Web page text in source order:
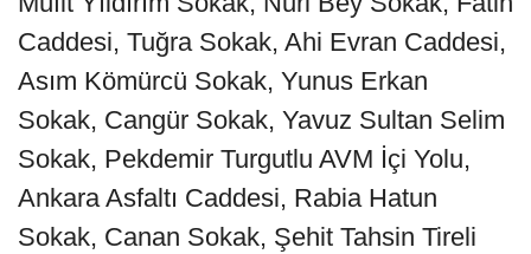
Caddesi, Tuğra Sokak, Ahi Evran Caddesi,
Asım Kömürcü Sokak, Yunus Erkan
Sokak, Cangür Sokak, Yavuz Sultan Selim
Sokak, Pekdemir Turgutlu AVM İçi Yolu,
Ankara Asfaltı Caddesi, Rabia Hatun
Sokak, Canan Sokak, Şehit Tahsin Tireli